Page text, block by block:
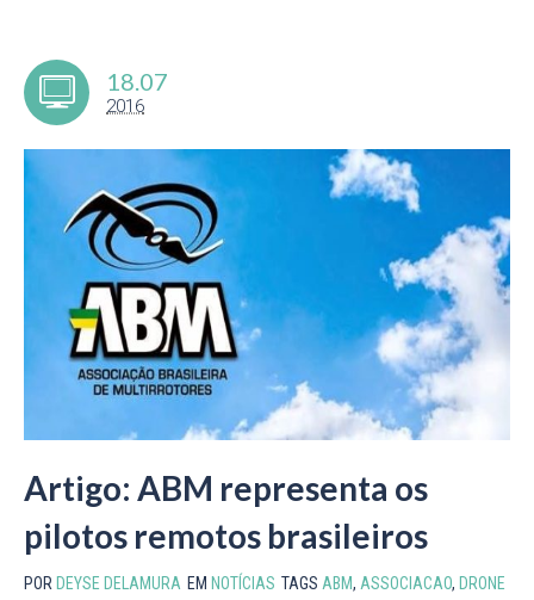
18.07
2016
Artigo: ABM representa os
pilotos remotos brasileiros
POR DEYSE DELAMURA EM NOTÍCIAS TAGS ABM, ASSOCIACAO, DRONE